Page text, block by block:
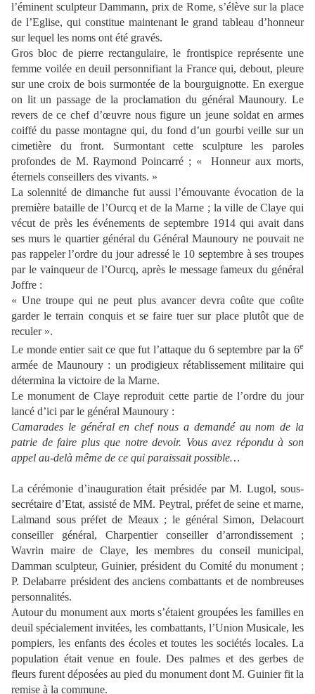
l’éminent sculpteur Dammann, prix de Rome, s’élève sur la place
de l’Eglise, qui constitue maintenant le grand tableau d’honneur
sur lequel les noms ont été gravés.
Gros bloc de pierre rectangulaire, le frontispice représente une
femme voilée en deuil personnifiant la France qui, debout, pleure
sur une croix de bois surmontée de la bourguignotte. En exergue
on lit un passage de la proclamation du général Maunoury. Le
revers de ce chef d’œuvre nous figure un jeune soldat en armes
coiffé du passe montagne qui, du fond d’un gourbi veille sur un
cimetière du front. Surmontant cette sculpture les paroles
profondes de M. Raymond Poincarré ; « Honneur aux morts,
éternels conseillers des vivants. »
La solennité de dimanche fut aussi l’émouvante évocation de la
première bataille de l’Ourcq et de la Marne ; la ville de Claye qui
vécut de près les événements de septembre 1914 qui avait dans
ses murs le quartier général du Général Maunoury ne pouvait ne
pas rappeler l’ordre du jour adressé le 10 septembre à ses troupes
par le vainqueur de l’Ourcq, après le message fameux du général
Joffre :
« Une troupe qui ne peut plus avancer devra coûte que coûte
garder le terrain conquis et se faire tuer sur place plutôt que de
reculer ».
Le monde entier sait ce que fut l’attaque du 6 septembre par la 6e
armée de Maunoury : un prodigieux rétablissement militaire qui
détermina la victoire de la Marne.
Le monument de Claye reproduit cette partie de l’ordre du jour
lancé d’ici par le général Maunoury :
Camarades le général en chef nous a demandé au nom de la
patrie de faire plus que notre devoir. Vous avez répondu à son
appel au-delà même de ce qui paraissait possible…
La cérémonie d’inauguration était présidée par M. Lugol, sous-
secrétaire d’Etat, assisté de MM. Peytral, préfet de seine et marne,
Lalmand sous préfet de Meaux ; le général Simon, Delacourt
conseiller général, Charpentier conseiller d’arrondissement ;
Wavrin maire de Claye, les membres du conseil municipal,
Damman sculpteur, Guinier, président du Comité du monument ;
P. Delabarre président des anciens combattants et de nombreuses
personnalités.
Autour du monument aux morts s’étaient groupées les familles en
deuil spécialement invitées, les combattants, l’Union Musicale, les
pompiers, les enfants des écoles et toutes les sociétés locales. La
population était venue en foule. Des palmes et des gerbes de
fleurs furent déposées au pied du monument dont M. Guinier fit la
remise à la commune.